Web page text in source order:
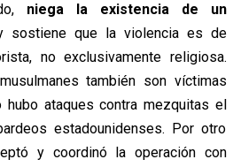
niega la existencia de un
que la violencia es de
no exclusivamente religiosa.
también son víctimas
ataques contra mezquitas el
estadounidenses. Por otro
y coordinó la operación con